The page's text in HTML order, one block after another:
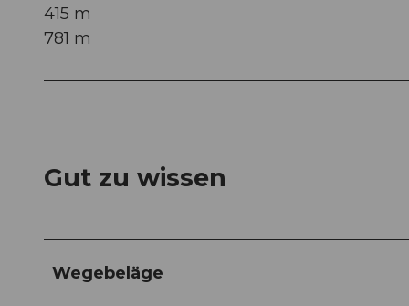
415 m
781 m
Gut zu wissen
Wegebeläge